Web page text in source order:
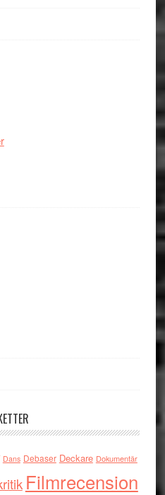
Dans Debaser Deckare Dokumentär
Filmrecension